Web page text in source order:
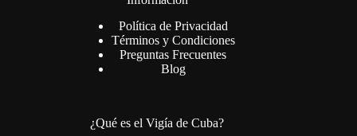
Política de Privacidad
Términos y Condiciones
Preguntas Frecuentes
Blog
¿Qué es el Vigía de Cuba?